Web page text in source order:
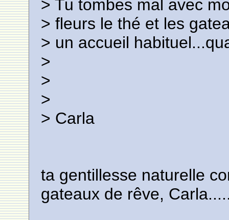
> Tu tombes mal avec
> fleurs le thé et les
> un accueil
>
>
>
> Carla
ta gentillesse naturelle
gateaux de rêve,